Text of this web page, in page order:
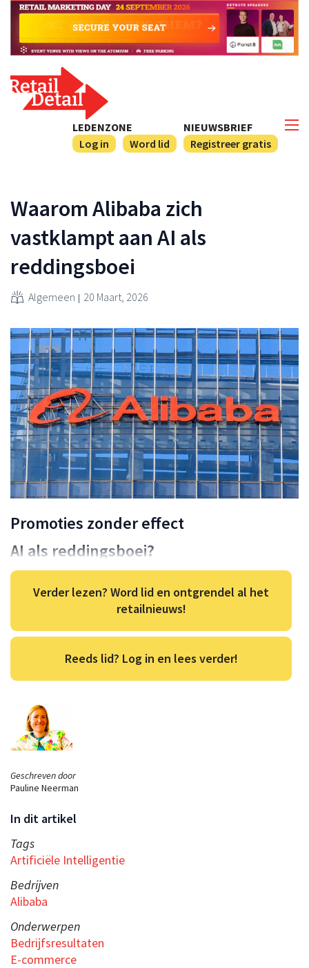
NIEUWSBRIEF
Registreer gratis
LEDENZONE
Log in
Word lid
Geschreven door
Pauline Neerman
In dit artikel
Tags
Artificiële Intelligentie
Bedrijven
Alibaba
Onderwerpen
Bedrijfsresultaten
E-commerce
Waarom Alibaba zich
vastklampt aan AI als
reddingsboei
Algemeen 20 Maart, 2026
Promoties zonder effect
AI als reddingsboei?
Verder lezen? Word lid en ontgrendel al het
retailnieuws!
Reeds lid? Log in en lees verder!